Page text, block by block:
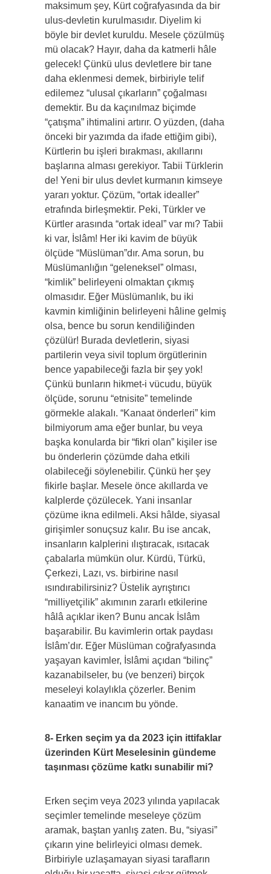
maksimum şey, Kürt coğrafyasında da bir
ulus-devletin kurulmasıdır. Diyelim ki
böyle bir devlet kuruldu. Mesele çözülmüş
mü olacak? Hayır, daha da katmerli hâle
gelecek! Çünkü ulus devletlere bir tane
daha eklenmesi demek, birbiriyle telif
edilemez “ulusal çıkarların” çoğalması
demektir. Bu da kaçınılmaz biçimde
“çatışma” ihtimalini artırır. O yüzden, (daha
önceki bir yazımda da ifade ettiğim gibi),
Kürtlerin bu işleri bırakması, akıllarını
başlarına alması gerekiyor. Tabii Türklerin
de! Yeni bir ulus devlet kurmanın kimseye
yararı yoktur. Çözüm, “ortak idealler”
etrafında birleşmektir. Peki, Türkler ve
Kürtler arasında “ortak ideal” var mı? Tabii
ki var, İslâm! Her iki kavim de büyük
ölçüde “Müslüman”dır. Ama sorun, bu
Müslümanlığın “geleneksel” olması,
“kimlik” belirleyeni olmaktan çıkmış
olmasıdır. Eğer Müslümanlık, bu iki
kavmin kimliğinin belirleyeni hâline gelmiş
olsa, bence bu sorun kendiliğinden
çözülür! Burada devletlerin, siyasi
partilerin veya sivil toplum örgütlerinin
bence yapabileceği fazla bir şey yok!
Çünkü bunların hikmet-i vücudu, büyük
ölçüde, sorunu “etnisite” temelinde
görmekle alakalı. “Kanaat önderleri” kim
bilmiyorum ama eğer bunlar, bu veya
başka konularda bir “fikri olan” kişiler ise
bu önderlerin çözümde daha etkili
olabileceği söylenebilir. Çünkü her şey
fikirle başlar. Mesele önce akıllarda ve
kalplerde çözülecek. Yani insanlar
çözüme ikna edilmeli. Aksi hâlde, siyasal
girişimler sonuçsuz kalır. Bu ise ancak,
insanların kalplerini ılıştıracak, ısıtacak
çabalarla mümkün olur. Kürdü, Türkü,
Çerkezi, Lazı, vs. birbirine nasıl
ısındırabilirsiniz? Üstelik ayrıştırıcı
“milliyetçilik” akımının zararlı etkilerine
hâlâ açıklar iken? Bunu ancak İslâm
başarabilir. Bu kavimlerin ortak paydası
İslâm’dır. Eğer Müslüman coğrafyasında
yaşayan kavimler, İslâmi açıdan “bilinç”
kazanabilseler, bu (ve benzeri) birçok
meseleyi kolaylıkla çözerler. Benim
kanaatim ve inancım bu yönde.
8- Erken seçim ya da 2023 için ittifaklar
üzerinden Kürt Meselesinin gündeme
taşınması çözüme katkı sunabilir mi?
Erken seçim veya 2023 yılında yapılacak
seçimler temelinde meseleye çözüm
aramak, baştan yanlış zaten. Bu, “siyasi”
çıkarın yine belirleyici olması demek.
Birbiriyle uzlaşamayan siyasi tarafların